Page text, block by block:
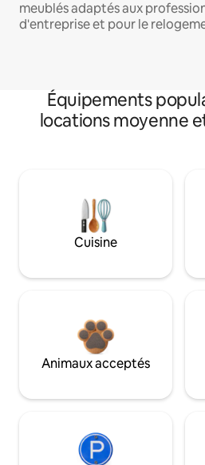
meublés adaptés aux
d'entreprise et pour le
Équipements
locations moyenne
Cuisine
Animaux acceptés